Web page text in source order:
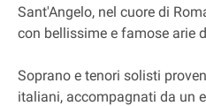
Sant'Angelo, nel cuore di
con bellissime e famose arie
Soprano e tenori solisti
italiani, accompagnati da un